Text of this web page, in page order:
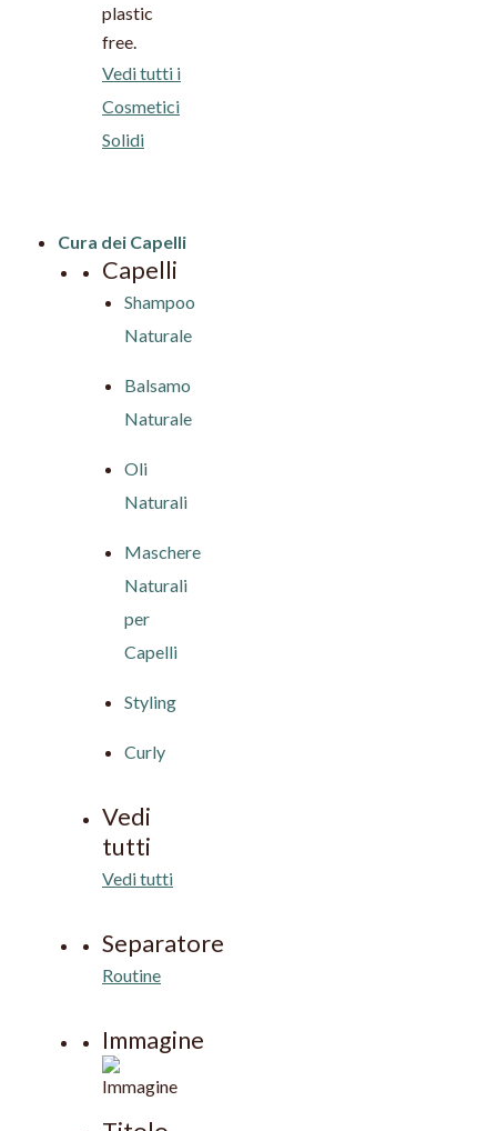
plastic
free.
Vedi tutti i
Cosmetici
Solidi
Cura dei Capelli
Capelli
Shampoo
Naturale
Balsamo
Naturale
Oli
Naturali
Maschere
Naturali
per
Capelli
Styling
Curly
Vedi
tutti
Vedi tutti
Separatore
Routine
Immagine